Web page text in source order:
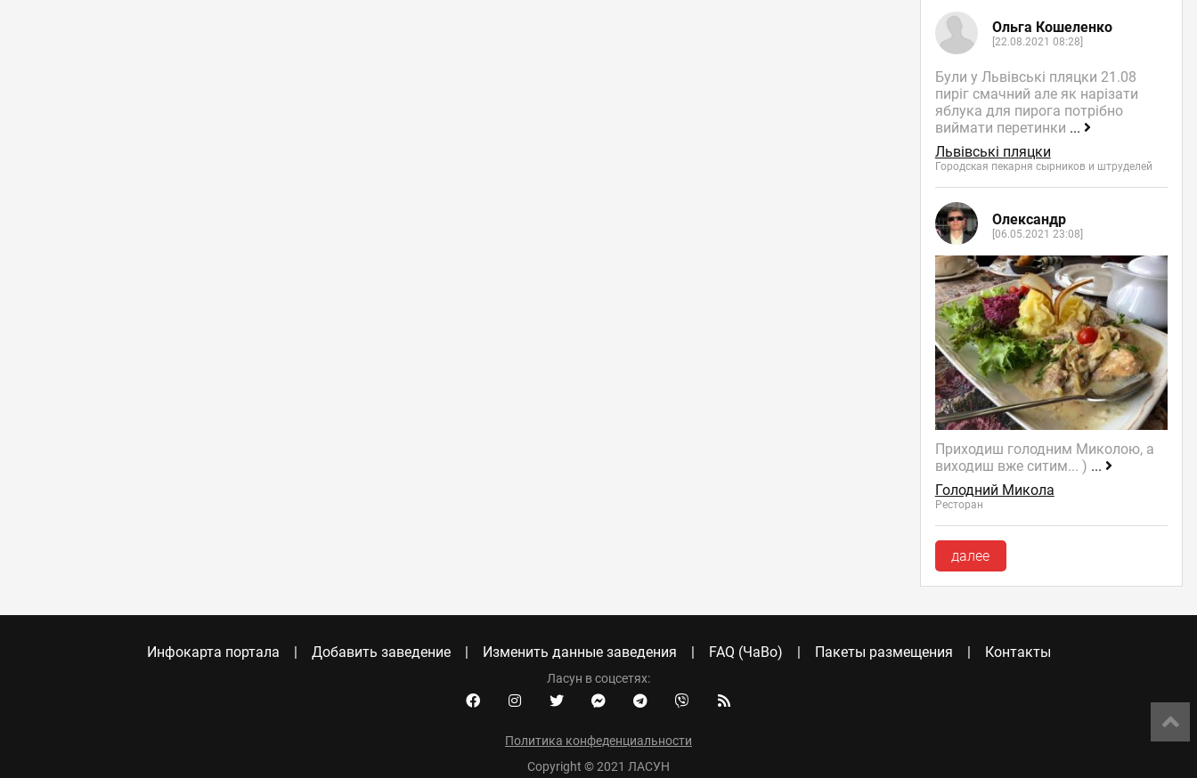
Ольга Кошеленко
[22.08.2021 08:28]
Були у Львівські пляцки 21.08
пиріг смачний але як нарізати
яблука для пирога потрібно
виймати перетинки ...
Львівські пляцки
Городская пекарня сырников и штруделей
Олександр
[06.05.2021 23:08]
Приходиш голодним Миколою, а
виходиш вже ситим... ) ...
Голодний Микола
Ресторан
далее
Инфокарта портала Добавить заведение Изменить данные заведения FAQ (ЧаВо) Пакеты размещения Контакты
Ласун в соцсетях:
Политика конфеденциальности
Copyright © 2021 ЛАСУН